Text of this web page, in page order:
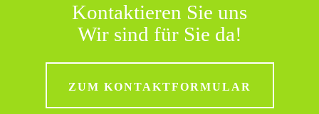
Kontaktieren Sie uns
Wir sind für Sie da!
ZUM KONTAKTFORMULAR